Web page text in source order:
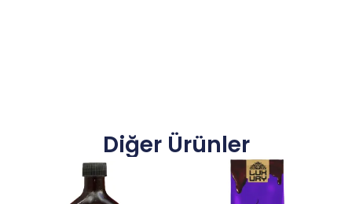
Diğer Ürünler